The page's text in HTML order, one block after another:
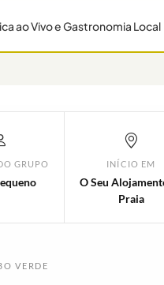
ao Vivo e Gastronomia Local
GRUPO INÍCIO EM
O Seu
Praia
VERDE